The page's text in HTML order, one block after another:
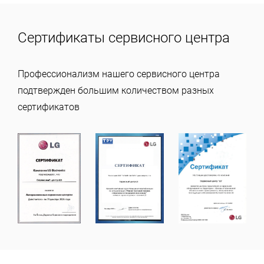
Сертификаты сервисного центра
Профессионализм нашего сервисного центра
подтвержден большим количеством разных
сертификатов